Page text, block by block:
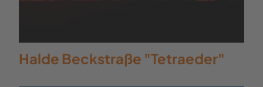
Halde Beckstraße "Tetraeder"